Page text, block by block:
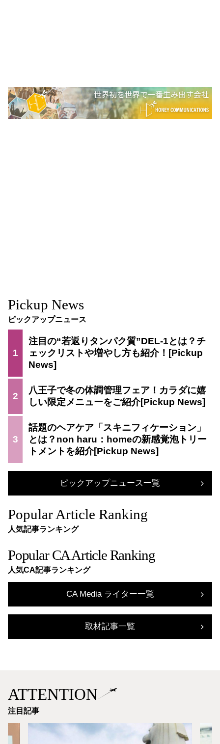
Pickup News
ピックアップニュース
1
注目の“若返りタンパク質”DEL-1とは？チ
ェックリストや増やし方も紹介！
2
八王子で冬の体調管理フェア！カラダに嬉
しい限定メニューをご紹介
3
話題のヘアケア「スキニフィケーション」
とは？non haru：homeの新感覚泡トリー
トメントを紹介
ピックアップニュース一覧
Popular Article Ranking
人気記事ランキング
Popular CA Article Ranking
人気CA記事ランキング
CA Media ライター一覧
取材記事一覧
ATTENTION
注目記事